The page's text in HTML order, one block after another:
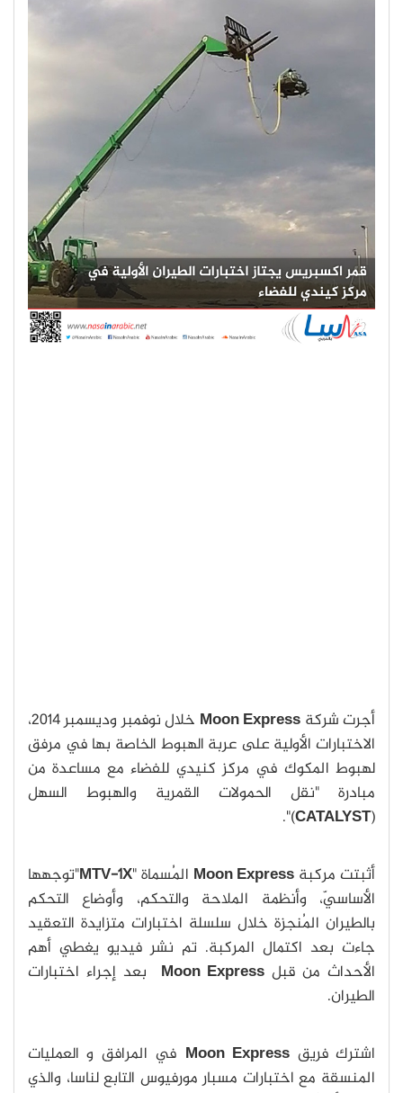
أجرت شركة Moon Express
خلال نوفمبر وديسمبر 2014،
الاختبارات الأولية على عربة الهبوط الخاصة بها في مرفق
لهبوط المكوك في مركز كنيدي للفضاء مع مساعدة من
مبادرة "نقل الحمولات القمرية والهبوط السهل
(
CATALYST
)".
أثبتت مركبة Moon Express المُسماة "MTV-1X"توجهها
الأساسيّ، وأنظمة الملاحة والتحكم، وأوضاع التحكم
بالطيران المُنجزة خلال سلسلة اختبارات متزايدة التعقيد
جاءت بعد اكتمال المركبة. تم نشر فيديو يغطي أهم
الأحداث من قبل Moon Express بعد إجراء اختبارات
الطيران.
اشترك فريق Moon Express في المرافق و العمليات
المنسقة مع اختبارات مسبار مورفيوس التابع لناسا، والذي